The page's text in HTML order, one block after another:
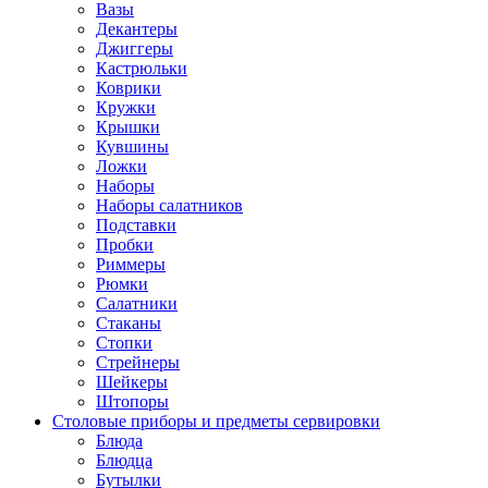
Вазы
Декантеры
Джиггеры
Кастрюльки
Коврики
Кружки
Крышки
Кувшины
Ложки
Наборы
Наборы салатников
Подставки
Пробки
Риммеры
Рюмки
Салатники
Стаканы
Стопки
Стрейнеры
Шейкеры
Штопоры
Столовые приборы и предметы сервировки
Блюда
Блюдца
Бутылки